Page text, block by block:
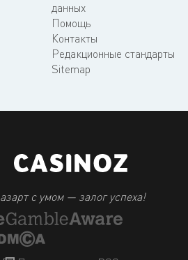
данных
Помощь
Контакты
Редакционные стандарты
Sitemap
азарт с умом — залог успеха!